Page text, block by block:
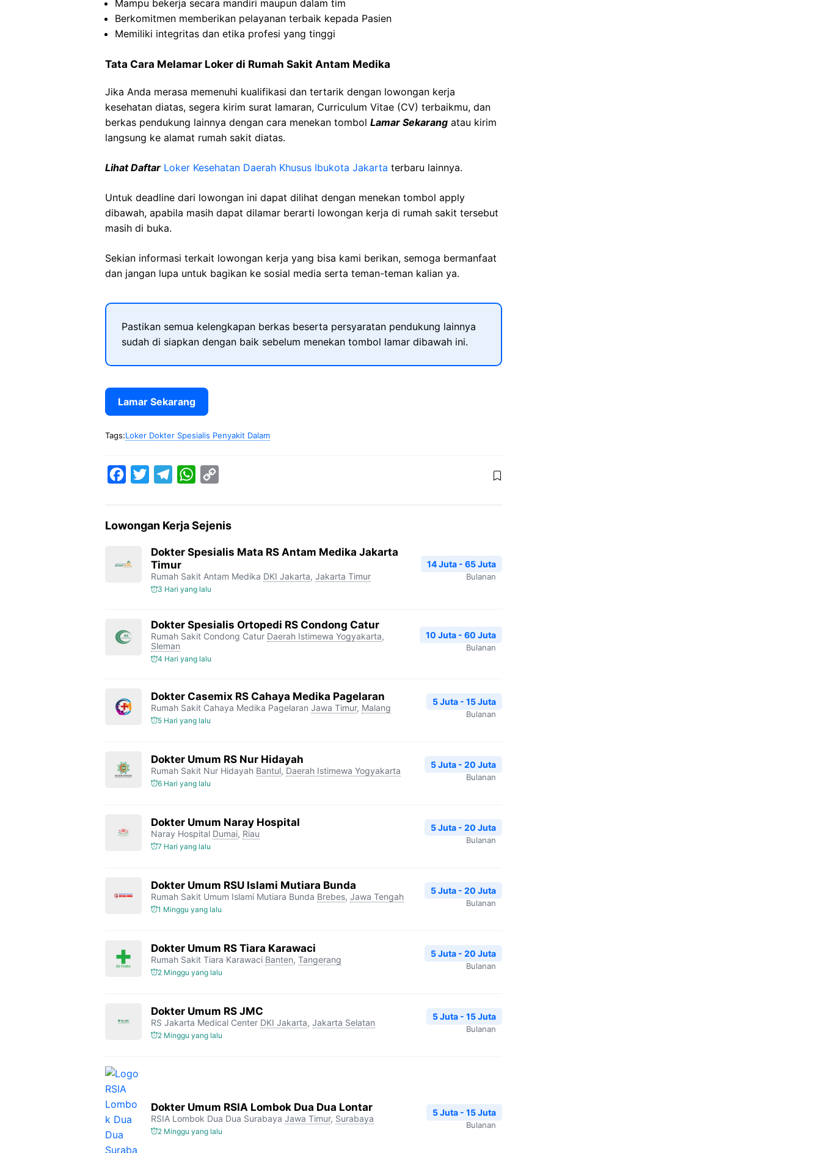
Mampu bekerja secara mandiri maupun dalam tim
Berkomitmen memberikan pelayanan terbaik kepada Pasien
Memiliki integritas dan etika profesi yang tinggi
Tata Cara Melamar Loker di Rumah Sakit Antam Medika
Jika Anda merasa memenuhi kualifikasi dan tertarik dengan lowongan kerja
kesehatan diatas, segera kirim surat lamaran, Curriculum Vitae (CV) terbaikmu, dan
berkas pendukung lainnya dengan cara menekan tombol Lamar Sekarang atau kirim
langsung ke alamat rumah sakit diatas.
Lihat Daftar Loker Kesehatan Daerah Khusus Ibukota Jakarta terbaru lainnya.
Untuk deadline dari lowongan ini dapat dilihat dengan menekan tombol apply
dibawah, apabila masih dapat dilamar berarti lowongan kerja di rumah sakit tersebut
masih di buka.
Sekian informasi terkait lowongan kerja yang bisa kami berikan, semoga bermanfaat
dan jangan lupa untuk bagikan ke sosial media serta teman-teman kalian ya.
Pastikan semua kelengkapan berkas beserta persyaratan pendukung lainnya
sudah di siapkan dengan baik sebelum menekan tombol lamar dibawah ini.
Lamar Sekarang
Tags:Loker Dokter Spesialis Penyakit Dalam
e
o
t
t
e
r
e
g
r
a
W
t
s
p
y
L
Lowongan Kerja Sejenis
Dokter Spesialis Mata RS Antam Medika Jakarta
Timur
Rumah Sakit Antam Medika DKI Jakarta, Jakarta Timur
3 Hari yang lalu
14 Juta - 65 Juta
Bulanan
Dokter Spesialis Ortopedi RS Condong Catur
Rumah Sakit Condong Catur Daerah Istimewa Yogyakarta,
Sleman
4 Hari yang lalu
10 Juta - 60 Juta
Bulanan
Dokter Casemix RS Cahaya Medika Pagelaran
Rumah Sakit Cahaya Medika Pagelaran Jawa Timur, Malang
5 Hari yang lalu
5 Juta - 15 Juta
Bulanan
Dokter Umum RS Nur Hidayah
Rumah Sakit Nur Hidayah Bantul, Daerah Istimewa Yogyakarta
6 Hari yang lalu
5 Juta - 20 Juta
Bulanan
Dokter Umum Naray Hospital
Naray Hospital Dumai, Riau
7 Hari yang lalu
5 Juta - 20 Juta
Bulanan
Dokter Umum RSU Islami Mutiara Bunda
Rumah Sakit Umum Islami Mutiara Bunda Brebes, Jawa Tengah
1 Minggu yang lalu
5 Juta - 20 Juta
Bulanan
Dokter Umum RS Tiara Karawaci
Rumah Sakit Tiara Karawaci Banten, Tangerang
2 Minggu yang lalu
5 Juta - 20 Juta
Bulanan
Dokter Umum RS JMC
RS Jakarta Medical Center DKI Jakarta, Jakarta Selatan
2 Minggu yang lalu
5 Juta - 15 Juta
Bulanan
Dokter Umum RSIA Lombok Dua Dua Lontar
RSIA Lombok Dua Dua Surabaya Jawa Timur, Surabaya
2 Minggu yang lalu
5 Juta - 15 Juta
Bulanan